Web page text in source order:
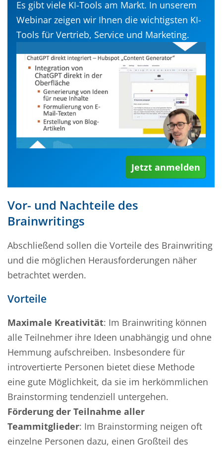
Es gibt viele KI-Tools am Markt. In unserem
Webinar zeigen wir Ihnen die wichtigsten KI-
Tools für Vertrieb, Service und Marketing.
Jetzt anmelden
Vor- und Nachteile des
Brainwritings
Abschließend sollen die Vorteile des Brainwriting
und die möglichen Herausforderungen näher
betrachtet werden.
Vorteile
Maximale Kreativität: Im Brainwriting können
alle Teilnehmer ihre Ideen unabhängig und ohne
Hemmung aufschreiben. Insbesondere für
introvertierte Personen bietet diese Methode
eine gute Möglichkeit, da sie im herkömmlichen
Brainstorming tendenziell untergehen.
Förderung der Teilnahme aller
Teammitglieder: Im Brainstorming neigen oft
einzelne Personen dazu, einen Großteil des